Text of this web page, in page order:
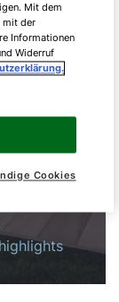
Mit dem
mit der
Informationen
Widerruf
Cookies